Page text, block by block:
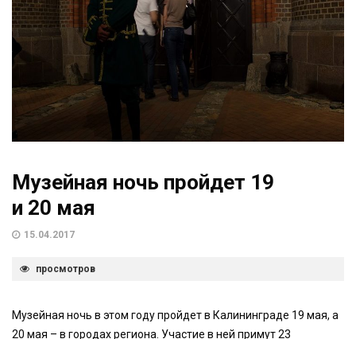
Музейная ночь пройдет 19
и 20 мая
15.04.2017
просмотров
Музейная ночь в этом году пройдет в Калининграде 19 мая, а
20 мая – в городах региона. Участие в ней примут 23